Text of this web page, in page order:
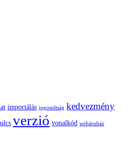
importálás jogosultság kedvezmény
verzió vonalkód webáruház